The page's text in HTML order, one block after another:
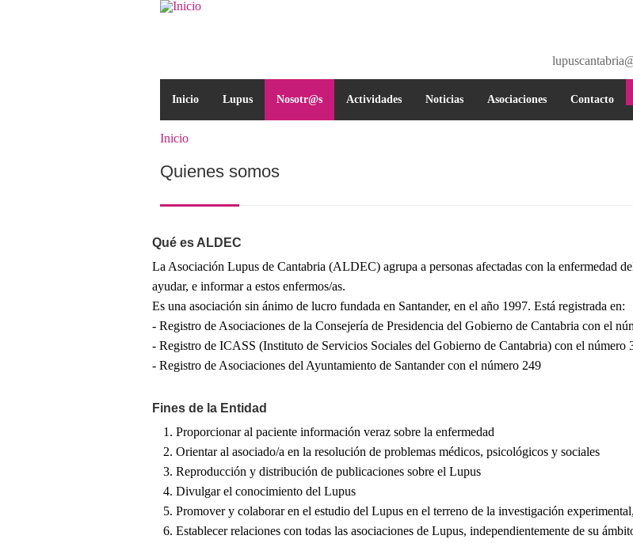
Inicio Lupus Nosotr@s Actividades Noticias Asociaciones Contacto
Formulario de búsqueda
Se encuentra usted aquí
Inicio
Quienes somos
Qué es ALDEC
La Asociación Lupus de Cantabria (ALDEC) agrupa a personas afectadas con la enfermedad
ayudar, e informar a estos enfermos/as.
Es una asociación sin ánimo de lucro fundada en Santander, en el año 1997. Está registrada en:
- Registro de Asociaciones de la Consejería de Presidencia del Gobierno de Cantabria con el
- Registro de ICASS (Instituto de Servicios Sociales del Gobierno de Cantabria) con el número
- Registro de Asociaciones del Ayuntamiento de Santander con el número 249
Fines de la Entidad
Proporcionar al paciente información veraz sobre la enfermedad
Orientar al asociado/a en la resolución de problemas médicos, psicológicos y sociales
Reproducción y distribución de publicaciones sobre el Lupus
Divulgar el conocimiento del Lupus
Promover y colaborar en el estudio del Lupus en el terreno de la investigación
Establecer relaciones con todas las asociaciones de Lupus, independientemente de su